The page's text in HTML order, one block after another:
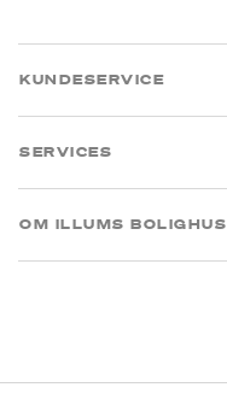
KUNDESERVICE
SERVICES
OM ILLUMS BOLIGHUS